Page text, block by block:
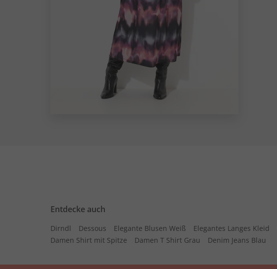
Entdecke auch
Dirndl Dessous Elegante Blusen Weiß Elegantes Langes Kleid
Damen Shirt mit Spitze
Damen T Shirt Grau Denim Jeans Blau